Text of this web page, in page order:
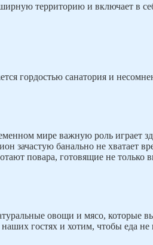
территорию и включает в
гордостью санатория и
мире важную роль играет
зачастую банально не хватает
повара, готовящие не только
овощи и мясо, которые
гостях и хотим, чтобы еда не